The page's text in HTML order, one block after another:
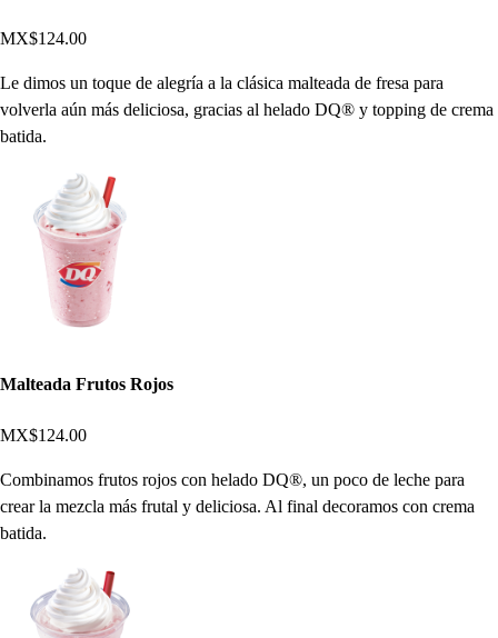
MX$124.00
Le dimos un toque de alegría a la clásica malteada de fresa para
volverla aún más deliciosa, gracias al helado DQ® y topping de crema
batida.
Malteada Frutos Rojos
MX$124.00
Combinamos frutos rojos con helado DQ®, un poco de leche para
crear la mezcla más frutal y deliciosa. Al final decoramos con crema
batida.